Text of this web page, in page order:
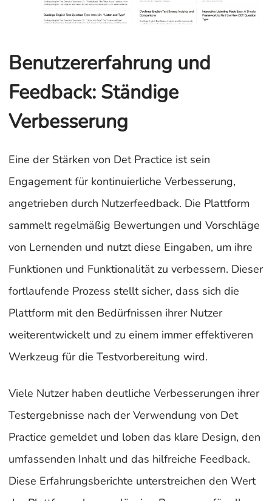
Benutzererfahrung und
Feedback: Ständige
Verbesserung
Eine der Stärken von Det Practice ist sein
Engagement für kontinuierliche Verbesserung,
angetrieben durch Nutzerfeedback. Die Plattform
sammelt regelmäßig Bewertungen und Vorschläge
von Lernenden und nutzt diese Eingaben, um ihre
Funktionen und Funktionalität zu verbessern. Dieser
fortlaufende Prozess stellt sicher, dass sich die
Plattform mit den Bedürfnissen ihrer Nutzer
weiterentwickelt und zu einem immer effektiveren
Werkzeug für die Testvorbereitung wird.
Viele Nutzer haben deutliche Verbesserungen ihrer
Testergebnisse nach der Verwendung von Det
Practice gemeldet und loben das klare Design, den
umfassenden Inhalt und das hilfreiche Feedback.
Diese Erfahrungsberichte unterstreichen den Wert